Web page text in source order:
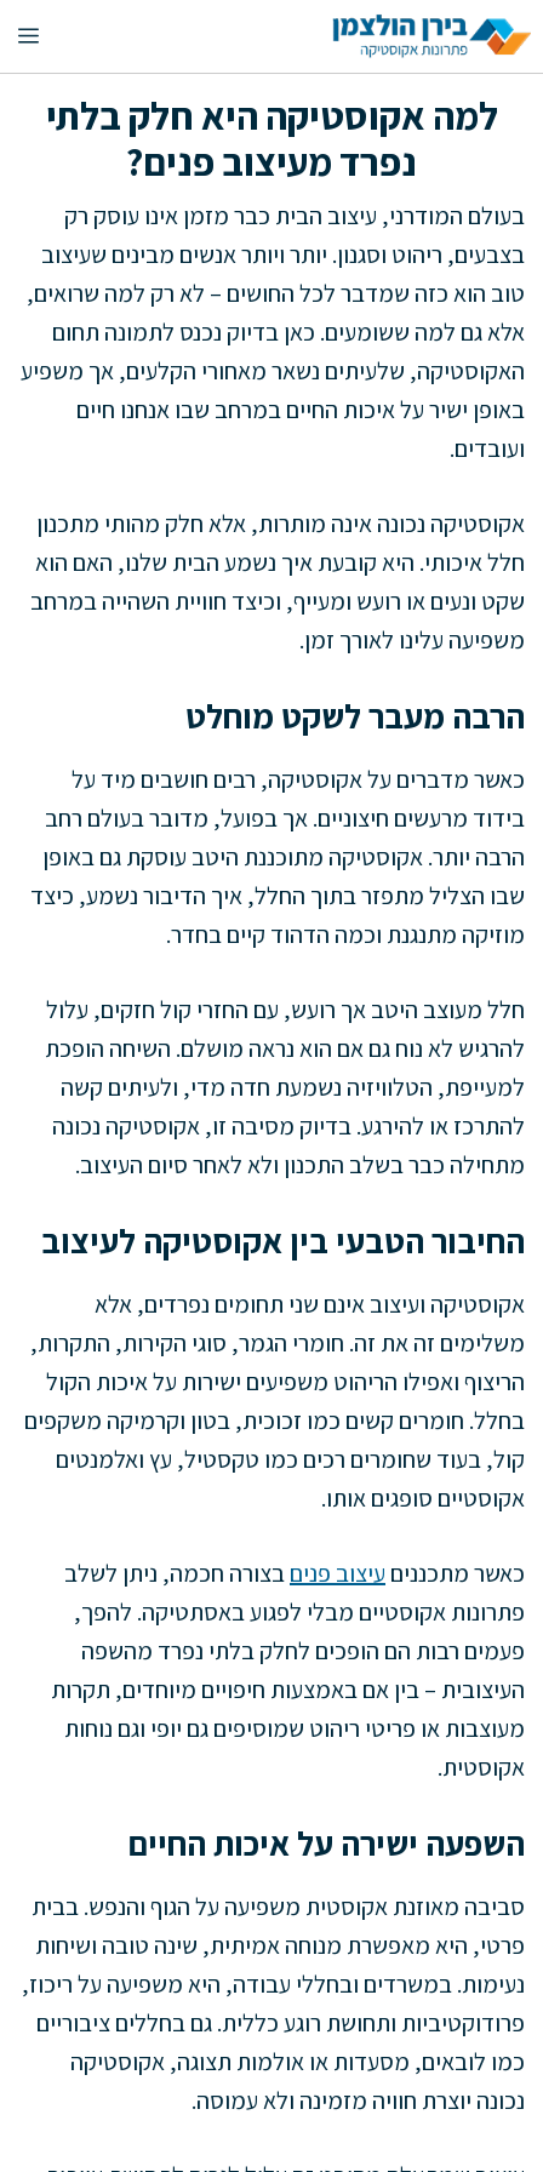
לדלג
לתוכן
למה אקוסטיקה היא חלק בלתי
נפרד מעיצוב פנים?
בעולם המודרני, עיצוב הבית כבר מזמן אינו עוסק רק
בצבעים, ריהוט וסגנון. יותר ויותר אנשים מבינים שעיצוב
טוב הוא כזה שמדבר לכל החושים – לא רק למה שרואים,
אלא גם למה ששומעים. כאן בדיוק נכנס לתמונה תחום
האקוסטיקה, שלעיתים נשאר מאחורי הקלעים, אך משפיע
באופן ישיר על איכות החיים במרחב שבו אנחנו חיים
ועובדים.
אקוסטיקה נכונה אינה מותרות, אלא חלק מהותי מתכנון
חלל איכותי. היא קובעת איך נשמע הבית שלנו, האם הוא
שקט ונעים או רועש ומעייף, וכיצד חוויית השהייה במרחב
משפיעה עלינו לאורך זמן.
הרבה מעבר לשקט מוחלט
כאשר מדברים על אקוסטיקה, רבים חושבים מיד על
בידוד מרעשים חיצוניים. אך בפועל, מדובר בעולם רחב
הרבה יותר. אקוסטיקה מתוכננת היטב עוסקת גם באופן
שבו הצליל מתפזר בתוך החלל, איך הדיבור נשמע, כיצד
מוזיקה מתנגנת וכמה הדהוד קיים בחדר.
חלל מעוצב היטב אך רועש, עם החזרי קול חזקים, עלול
להרגיש לא נוח גם אם הוא נראה מושלם. השיחה הופכת
למעייפת, הטלוויזיה נשמעת חדה מדי, ולעיתים קשה
להתרכז או להירגע. בדיוק מסיבה זו, אקוסטיקה נכונה
מתחילה כבר בשלב התכנון ולא לאחר סיום העיצוב.
החיבור הטבעי בין אקוסטיקה לעיצוב
אקוסטיקה ועיצוב אינם שני תחומים נפרדים, אלא
משלימים זה את זה. חומרי הגמר, סוגי הקירות, התקרות,
הריצוף ואפילו הריהוט משפיעים ישירות על איכות הקול
בחלל. חומרים קשים כמו זכוכית, בטון וקרמיקה משקפים
קול, בעוד שחומרים רכים כמו טקסטיל, עץ ואלמנטים
אקוסטיים סופגים אותו.
כאשר מתכננים עיצוב פניםבצורה חכמה, ניתן לשלב
פתרונות אקוסטיים מבלי לפגוע באסתטיקה. להפך,
פעמים רבות הם הופכים לחלק בלתי נפרד מהשפה
העיצובית – בין אם באמצעות חיפויים מיוחדים, תקרות
מעוצבות או פריטי ריהוט שמוסיפים גם יופי וגם נוחות
אקוסטית.
השפעה ישירה על איכות החיים
סביבה מאוזנת אקוסטית משפיעה על הגוף והנפש. בבית
פרטי, היא מאפשרת מנוחה אמיתית, שינה טובה ושיחות
נעימות. במשרדים ובחללי עבודה, היא משפיעה על ריכוז,
פרודוקטיביות ותחושת רוגע כללית. גם בחללים ציבוריים
כמו לובאים, מסעדות או אולמות תצוגה, אקוסטיקה
נכונה יוצרת חוויה מזמינה ולא עמוסה.